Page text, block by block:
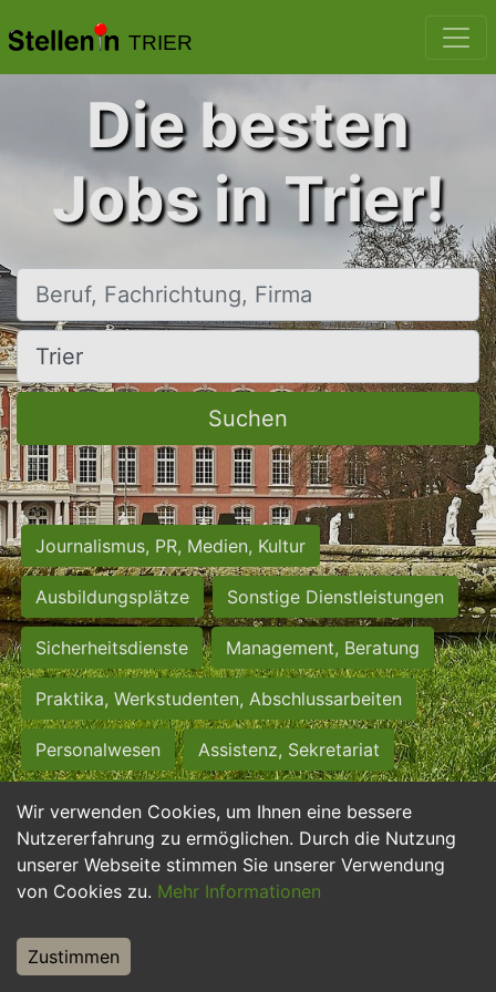
TRIER
Wir verwenden Cookies, um Ihnen eine bessere
Nutzererfahrung zu ermöglichen. Durch die Nutzung
unserer Webseite stimmen Sie unserer Verwendung
von Cookies zu. Mehr Informationen
Zustimmen
Die besten
Jobs in Trier!
Beruf, Fachrichtung, Firma
Ort, Stadt
Suchen
Journalismus, PR, Medien, Kultur
Ausbildungsplätze Sonstige Dienstleistungen
Sicherheitsdienste Management, Beratung
Praktika, Werkstudenten, Abschlussarbeiten
Personalwesen Assistenz, Sekretariat
Hilfskräfte, Aushilfs- und Nebenjobs
Einkauf, Logistik, Materialwirtschaft
Weiterbildung, Studium, duale Ausbildung
Tourismus